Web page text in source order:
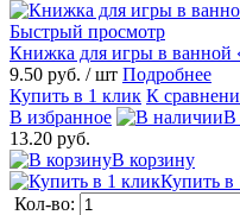
Быстрый просмотр
Книжка для игры в ванной
9.50 руб. / шт Подробнее
Купить в 1 клик К
В избранное
В
13.20 руб.
В корзину
Купить в
Кол-во: